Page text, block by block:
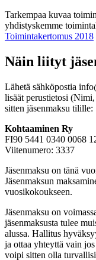
Tarkempaa kuvaa
yhdistyskemme
Toimintakertomus 2018
Näin liityt
Lähetä sähköpostia
lisäät perustietosi
sitten jäsenmaksu tilille:
Kohtaaminen Ry
FI90 5441 0340 0068
Viitenumero: 3337
Jäsenmaksu on tänä
Jäsenmaksun
vuosikokoukseen.
Jäsenmaksu on
jäsenmaksusta tulee
alussa. Hallitus
ja ottaa yhteyttä vain
voipi sitten olla